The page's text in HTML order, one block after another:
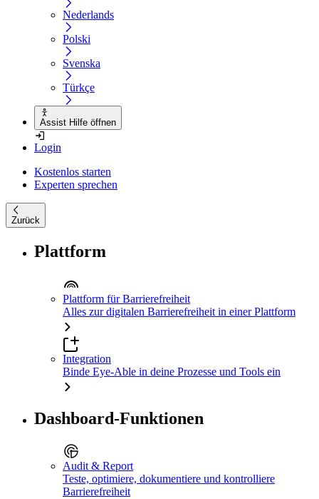
Nederlands
Polski
Svenska
Türkçe
Assist Hilfe öffnen
Login
Kostenlos starten
Experten sprechen
Zurück
Plattform
Plattform für Barrierefreiheit
Alles zur digitalen Barrierefreiheit in einer Plattform
Integration
Binde Eye-Able in deine Prozesse und Tools ein
Dashboard-Funktionen
Audit & Report
Teste, optimiere, dokumentiere und kontrolliere
Barrierefreiheit